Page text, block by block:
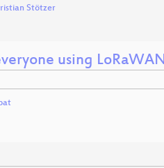
Stötzer
using